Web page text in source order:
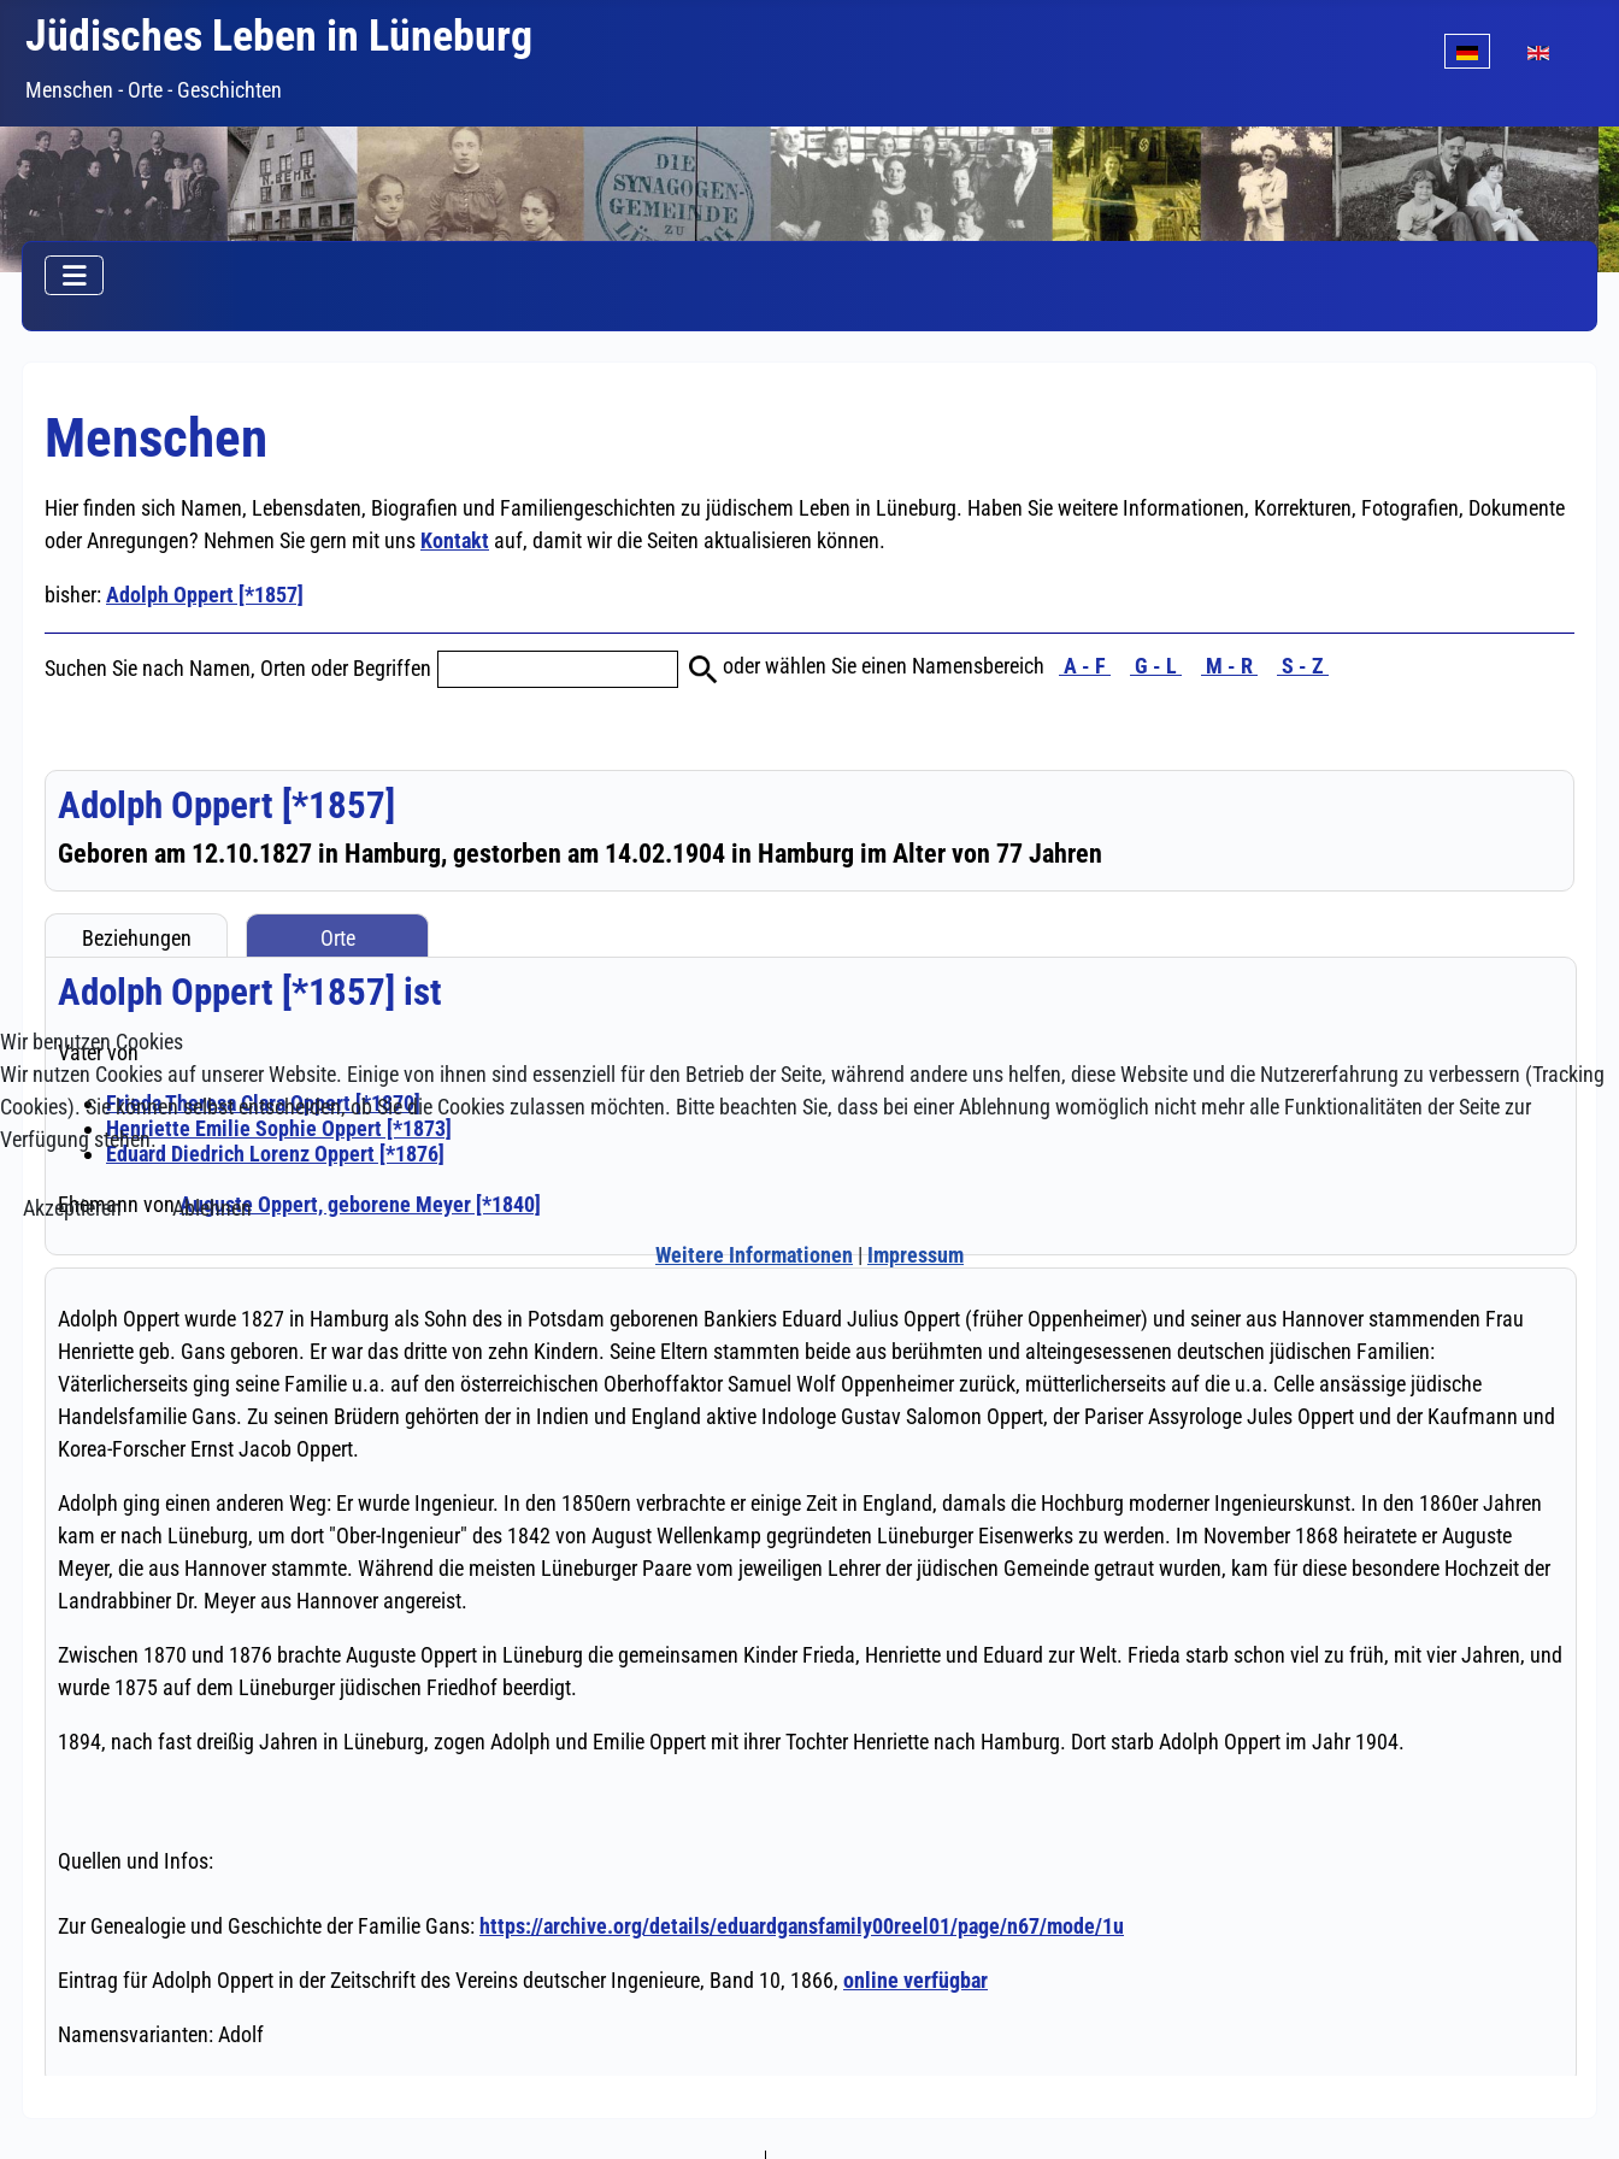
Jüdisches Leben in Lüneburg
Menschen - Orte - Geschichten
Wir benutzen Cookies
Wir nutzen Cookies auf unserer Website. Einige von ihnen sind essenziell für den Betrieb der Seite, während andere uns helfen, diese Website und die Nutzererfahrung zu verbessern (Tracking
Cookies). Sie können selbst entscheiden, ob Sie die Cookies zulassen möchten. Bitte beachten Sie, dass bei einer Ablehnung womöglich nicht mehr alle Funktionalitäten der Seite zur
Verfügung stehen.
Akzeptieren
Ablehnen
Weitere Informationen|Impressum